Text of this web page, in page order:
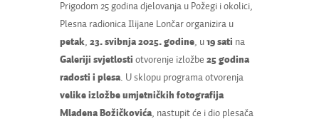
Prigodom 25 godina djelovanja u Požegi i okolici,
Plesna radionica Ilijane Lončar organizira u
petak 23. svibnja 2025. godine, u 19 sati na
Galeriji svjetlosti otvorenje izložbe 25 godina
radosti i plesa. U sklopu programa otvorenja
velike izložbe umjetničkih fotografija
Mladena Božičkovića, nastupit će i dio plesača